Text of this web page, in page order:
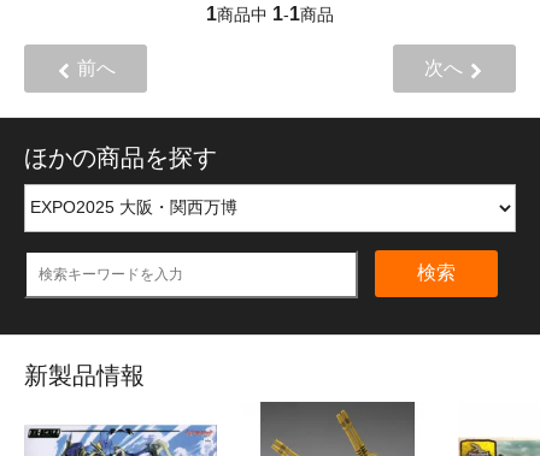
1商品中 1-1商品
前へ 次へ
ほかの商品を探す
検索
新製品情報